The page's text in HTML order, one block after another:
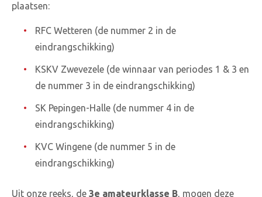
plaatsen:
RFC Wetteren (de nummer 2 in de
eindrangschikking)
KSKV Zwevezele (de winnaar van periodes 1 & 3 en
de nummer 3 in de eindrangschikking)
SK Pepingen-Halle (de nummer 4 in de
eindrangschikking)
KVC Wingene (de nummer 5 in de
eindrangschikking)
Uit onze reeks, de 3e amateurklasse B, mogen deze